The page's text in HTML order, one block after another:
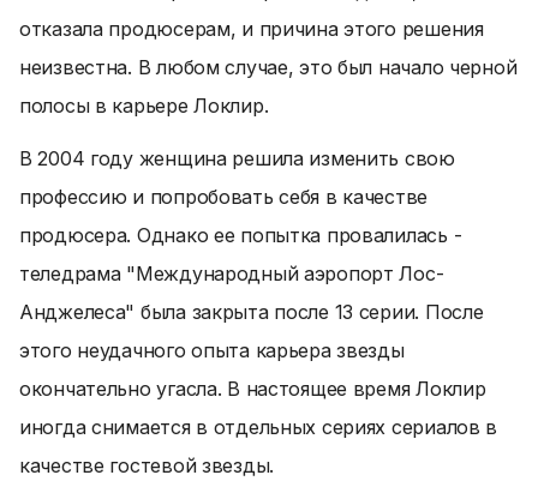
отказала продюсерам, и причина этого решения
неизвестна. В любом случае, это был начало черной
полосы в карьере Локлир.
В 2004 году женщина решила изменить свою
профессию и попробовать себя в качестве
продюсера. Однако ее попытка провалилась -
теледрама "Международный аэропорт Лос-
Анджелеса" была закрыта после 13 серии. После
этого неудачного опыта карьера звезды
окончательно угасла. В настоящее время Локлир
иногда снимается в отдельных сериях сериалов в
качестве гостевой звезды.